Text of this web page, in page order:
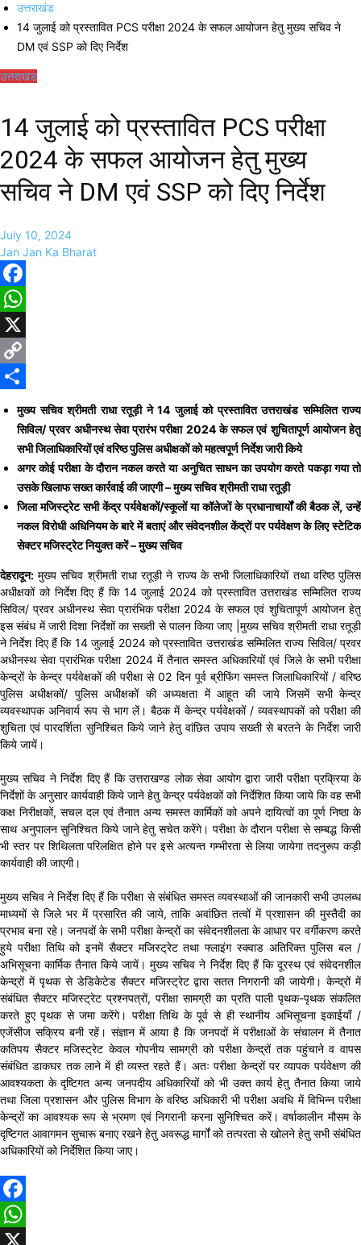
उत्तराखंड
14 जुलाई को प्रस्तावित PCS परीक्षा 2024 के सफल आयोजन हेतु मुख्य सचिव ने
DM एवं SSP को दिए निर्देश
उत्तराखंड
14 जुलाई को प्रस्तावित PCS परीक्षा
2024 के सफल आयोजन हेतु मुख्य
सचिव ने DM एवं SSP को दिए निर्देश
July 10, 2024
Jan Jan Ka Bharat
Facebook
WhatsApp
X
Copy
मुख्य सचिव श्रीमती राधा रतूड़ी ने 14 जुलाई को प्रस्तावित उत्तराखंड सम्मिलित राज्य
सिविल/ प्रवर अधीनस्थ सेवा प्रारंभ परीक्षा 2024 के सफल एवं शुचितापूर्ण आयोजन हेतु
सभी जिलाधिकारियों एवं वरिष्ठ पुलिस अधीक्षकों को महत्वपूर्ण निर्देश जारी किये
अगर कोई परीक्षा के दौरान नकल करते या अनुचित साधन का उपयोग करते पकड़ा गया तो
उसके खिलाफ सख्त कार्रवाई की जाएगी – मुख्य सचिव श्रीमती राधा रतूड़ी
जिला मजिस्ट्रेट सभी केंद्र पर्यवेक्षकों/स्कूलों या कॉलेजों के प्रधानाचार्यों की बैठक लें, उन्हें
नकल विरोधी अधिनियम के बारे में बताएं और संवेदनशील केंद्रों पर पर्यवेक्षण के लिए स्टेटिक
सेक्टर मजिस्ट्रेट नियुक्त करें – मुख्य सचिव
देहरादून: मुख्य सचिव श्रीमती राधा रतूड़ी ने राज्य के सभी जिलाधिकारियों तथा वरिष्ठ पुलिस
अधीक्षकों को निर्देश दिए हैं कि 14 जुलाई 2024 को प्रस्तावित उत्तराखंड सम्मिलित राज्य
सिविल/ प्रवर अधीनस्थ सेवा प्रारंभिक परीक्षा 2024 के सफल एवं शुचितापूर्ण आयोजन हेतु
इस संबंध में जारी दिशा निर्देशों का सख्ती से पालन किया जाए |मुख्य सचिव श्रीमती राधा रतूड़ी
ने निर्देश दिए हैं कि 14 जुलाई 2024 को प्रस्तावित उत्तराखंड सम्मिलित राज्य सिविल/ प्रवर
अधीनस्थ सेवा प्रारंभिक परीक्षा 2024 में तैनात समस्त अधिकारियों एवं जिले के सभी परीक्षा
केन्द्रों के केन्द्र पर्यवेक्षकों की परीक्षा से 02 दिन पूर्व ब्रीफिंग समस्त जिलाधिकारियों / वरिष्ठ
पुलिस अधीक्षकों/ पुलिस अधीक्षकों की अध्यक्षता में आहूत की जाये जिसमें सभी केन्द्र
व्यवस्थापक अनिवार्य रूप से भाग लें। बैठक में केन्द्र पर्यवेक्षकों / व्यवस्थापकों को परीक्षा की
शुचिता एवं पारदर्शिता सुनिश्चित किये जाने हेतु वांछित उपाय सख्ती से बरतने के निर्देश जारी
किये जायें।
मुख्य सचिव ने निर्देश दिए हैं कि उत्तराखण्ड लोक सेवा आयोग द्वारा जारी परीक्षा प्रक्रिया के
निर्देशों के अनुसार कार्यवाही किये जाने हेतु केन्द्र पर्यवेक्षकों को निर्देशित किया जाये कि वह सभी
कक्ष निरीक्षकों, सचल दल एवं तैनात अन्य समस्त कार्मिकों को अपने दायित्वों का पूर्ण निष्ठा के
साथ अनुपालन सुनिश्चित किये जाने हेतु सचेत करेंगे। परीक्षा के दौरान परीक्षा से सम्बद्ध किसी
भी स्तर पर शिथिलता परिलक्षित होने पर इसे अत्यन्त गम्भीरता से लिया जायेगा तदनुरूप कड़ी
कार्यवाही की जाएगी।
मुख्य सचिव ने निर्देश दिए हैं कि परीक्षा से संबंधित समस्त व्यवस्थाओं की जानकारी सभी उपलब्ध
माध्यमों से जिले भर में प्रसारित की जाये, ताकि अवांछित तत्वों में प्रशासन की मुस्तैदी का
प्रभाव बना रहे। जनपदों के सभी परीक्षा केन्द्रों का संवेदनशीलता के आधार पर वर्गीकरण करते
हुये परीक्षा तिथि को इनमें सैक्टर मजिस्ट्रेट तथा फ्लाइंग स्क्वाड अतिरिक्त पुलिस बल /
अभिसूचना कार्मिक तैनात किये जायें। मुख्य सचिव ने निर्देश दिए हैं कि दूरस्थ एवं संवेदनशील
केन्द्रों में पृथक से डेडिकेटेड सैक्टर मजिस्ट्रेट द्वारा सतत निगरानी की जायेगी। केन्द्रों में
संबंधित सैक्टर मजिस्ट्रेट प्रश्नपत्रों, परीक्षा सामग्री का प्रति पाली पृथक-पृथक संकलित
करते हुए पृथक से जमा करेंगे। परीक्षा तिथि के पूर्व से ही स्थानीय अभिसूचना इकाईयाँ /
एजेंसीज सक्रिय बनी रहें। संज्ञान में आया है कि जनपदों में परीक्षाओं के संचालन में तैनात
कतिपय सैक्टर मजिस्ट्रेट केवल गोपनीय सामग्री को परीक्षा केन्द्रों तक पहुंचाने व वापस
संबंधित डाकघर तक लाने में ही व्यस्त रहते हैं। अतः परीक्षा केन्द्रों पर व्यापक पर्यवेक्षण की
आवश्यकता के दृष्टिगत अन्य जनपदीय अधिकारियों को भी उक्त कार्य हेतु तैनात किया जाये
तथा जिला प्रशासन और पुलिस विभाग के वरिष्ठ अधिकारी भी परीक्षा अवधि में विभिन्न परीक्षा
केन्द्रों का आवश्यक रूप से भ्रमण एवं निगरानी करना सुनिश्चित करें। वर्षाकालीन मौसम के
दृष्टिगत आवागमन सुचारू बनाए रखने हेतु अवरूद्ध मार्गों को तत्परता से खोलने हेतु सभी संबंधित
अधिकारियों को निर्देशित किया जाए।
Facebook
WhatsApp